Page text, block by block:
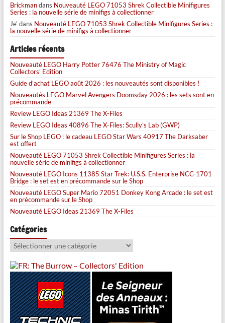
Brickmandans Nouveauté LEGO 71053 Shrek Collectible Minifigures
Series : la nouvelle série de minifigs à collectionner
Je' dans Nouveauté LEGO 71053 Shrek Collectible Minifigures Series :
la nouvelle série de minifigs à collectionner
Articles récents
Nouveauté LEGO Harry Potter 76476 The Ministry of Magic
Collectors’ Edition
Guide d’achat LEGO août 2026 : les nouveautés sont disponibles !
Nouveautés LEGO Marvel Avengers Doomsday 2026 : les sets sont en
précommande
Review LEGO Ideas 21369 The X-Files
Review LEGO Ideas 40896 The X-Files: Scully’s Lab (GWP)
Sur le Shop LEGO : le cadeau LEGO Star Wars 40917 The Darksaber
est offert
Nouveauté LEGO 71053 Shrek Collectible Minifigures Series : la
nouvelle série de minifigs à collectionner
Nouveauté LEGO Icons 11385 Star Trek: U.S.S. Enterprise NCC-1701
Bridge : le set est en précommande sur le Shop
Nouveauté LEGO Super Mario 72051 Donkey Kong Arcade : le set est
en précommande sur le Shop
Nouveauté LEGO Ideas 21369 The X-Files
Catégories
Catégories